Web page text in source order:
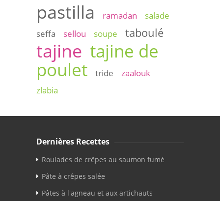
pastilla ramadan
salade
seffa
sellou soupe taboulé
tajine tajine de
poulet
tride
zaalouk
zlabia
Dernières Recettes
Roulades de crêpes au saumon fumé
Pâte à crêpes salée
Pâtes à l'agneau et aux artichauts